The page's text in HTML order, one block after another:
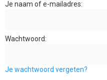
Je naam of e-mailadres
Wachtwoord
Je wachtwoord vergeten?